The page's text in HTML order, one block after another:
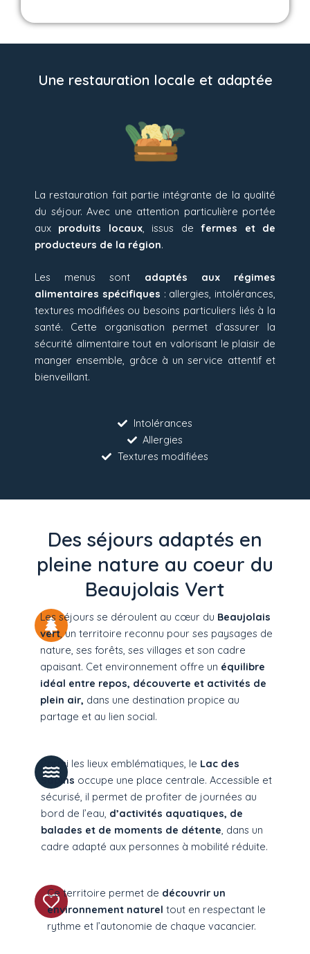
Une restauration locale et adaptée
La restauration fait partie intégrante de la qualité
du séjour. Avec une attention particulière portée
aux produits locaux, issus defermes et de
producteurs de la région.
Les menus sont adaptés aux régimes
alimentaires spécifiques : allergies, intolérances,
textures modifiées ou besoins particuliers liés à la
santé. Cette organisation permet d’assurer la
sécurité alimentaire tout en valorisant le plaisir de
manger ensemble, grâce à un service attentif et
bienveillant.
Intolérances
Allergies
Textures modifiées
Des séjours adaptés en
pleine nature au coeur du
Beaujolais Vert
Les séjours se déroulent au cœur du Beaujolais
vert, un territoire reconnu pour ses paysages de
nature, ses forêts, ses villages et son cadre
apaisant. Cet environnement offre un équilibre
idéal entre repos, découverte et activités de
plein air, dans une destination propice au
partage et au lien social.
Parmi les lieux emblématiques, le Lac des
Sapins occupe une place centrale. Accessible et
sécurisé, il permet de profiter de journées au
bord de l’eau, d’activités aquatiques, de
balades et de moments de détente , dans un
cadre adapté aux personnes à mobilité réduite.
Ce territoire permet de découvrirun
environnement naturel tout en respectant le
rythme et l’autonomie de chaque vacancier.